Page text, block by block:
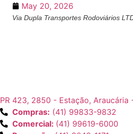
May 20, 2026
Via Dupla Transportes Rodoviários
PR 423, 2850 - Estação, Araucária
Compras: (41) 99833-9832
Comercial: (41) 99619-6000